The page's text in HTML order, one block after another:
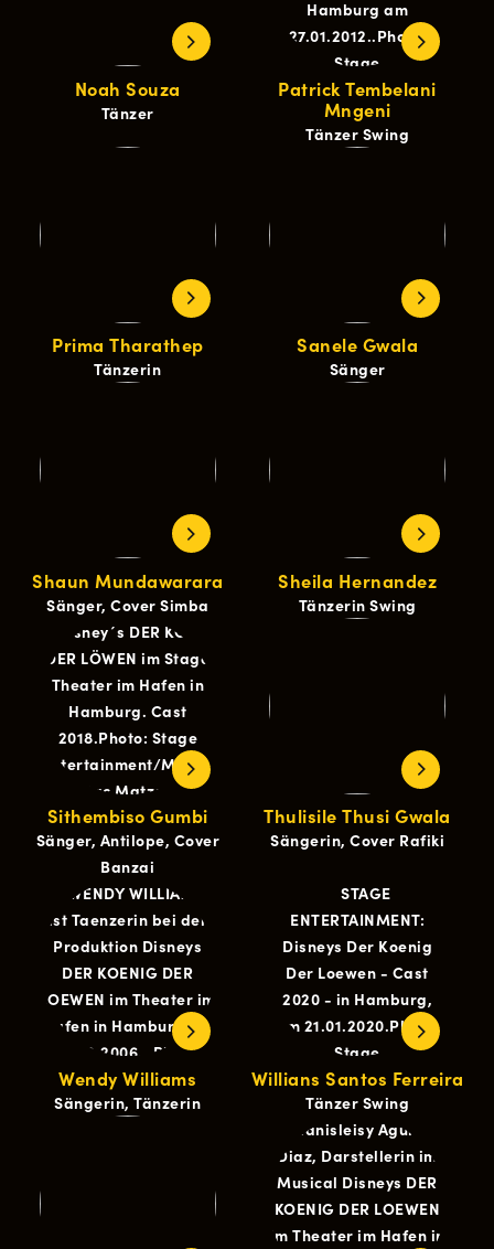
Noah Souza
Tänzer
Patrick Tembelani
Mngeni
Tänzer Swing
Prima Tharathep
Tänzerin
Sanele Gwala
Sänger
Shaun Mundawarara
Sänger, Cover Simba
Sheila Hernandez
Tänzerin Swing
Sithembiso Gumbi
Sänger, Antilope, Cover
Banzai
Thulisile Thusi Gwala
Sängerin, Cover Rafiki
Wendy Williams
Sängerin, Tänzerin
Willians Santos Ferreira
Tänzer Swing